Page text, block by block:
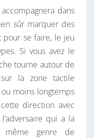
dans
sûr marquer des
pour se faire, le jeu
Si vous avez le
tourne autour de
la zone tactile
moins longtemps
direction avec
qui a la
même genre de